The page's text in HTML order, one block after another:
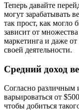
Теперь давайте
могут зарабатывать
так прост, как могло
зависит от
маркетинга и даже от
своей деятельности.
Средний доход
Согласно различным
варьироваться от
чтобы добиться